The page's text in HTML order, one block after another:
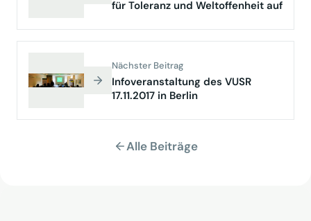
für Toleranz und Weltoffenheit auf
Nächster Beitrag
Infoveranstaltung des VUSR
17.11.2017 in Berlin
Alle Beiträge